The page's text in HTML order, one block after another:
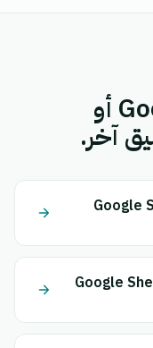
قم بإقران Google Sheets أو
Google
Google